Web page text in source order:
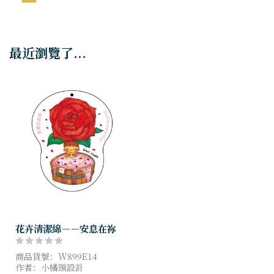
最近瀏覽了...
花卉清潔綿－－安息在祢
商品貨號：W899E14
作者：小橘頭設計